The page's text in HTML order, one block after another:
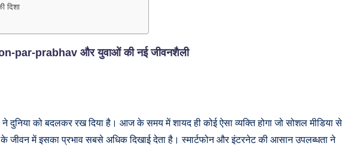
दिशा
par-prabhav और युवाओं की नई जीवनशैली
दुनिया को बदलकर रख दिया है। आज के समय में शायद ही कोई ऐसा व्यक्ति होगा जो सोशल मीडिया से
जीवन में इसका प्रभाव सबसे अधिक दिखाई देता है। स्मार्टफोन और इंटरनेट की आसान उपलब्धता ने